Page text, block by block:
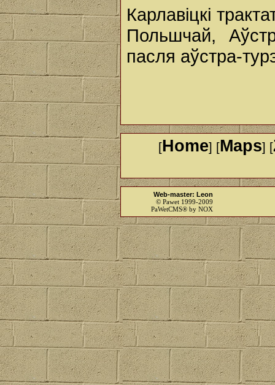
Карлавіцкі
Польшчай,
пасля аўстра-
[Home] [Maps] [
Web-master: Leon
© Pawet 1999-2009
PaWetCMS® by NOX